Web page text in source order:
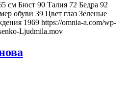
см Бюст 90 Талия 72 Бедра 92
обуви 39 Цвет глаз Зеленые
1969 https://omnia-a.com/wp-
Ljudmila.mov